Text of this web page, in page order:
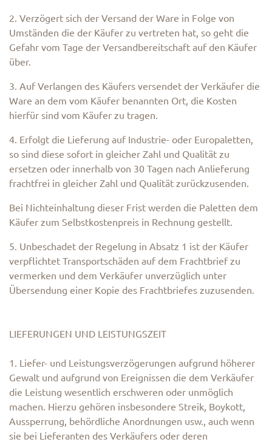
2. Verzögert sich der Versand der Ware in Folge von
Umständen die der Käufer zu vertreten hat, so geht die
Gefahr vom Tage der Versandbereitschaft auf den Käufer
über.
3. Auf Verlangen des Käufers versendet der Verkäufer die
Ware an dem vom Käufer benannten Ort, die Kosten
hierfür sind vom Käufer zu tragen.
4. Erfolgt die Lieferung auf Industrie- oder Europaletten,
so sind diese sofort in gleicher Zahl und Qualität zu
ersetzen oder innerhalb von 30 Tagen nach Anlieferung
frachtfrei in gleicher Zahl und Qualität zurückzusenden.
Bei Nichteinhaltung dieser Frist werden die Paletten dem
Käufer zum Selbstkostenpreis in Rechnung gestellt.
5. Unbeschadet der Regelung in Absatz 1 ist der Käufer
verpflichtet Transportschäden auf dem Frachtbrief zu
vermerken und dem Verkäufer unverzüglich unter
Übersendung einer Kopie des Frachtbriefes zuzusenden.
LIEFERUNGEN UND LEISTUNGSZEIT
1. Liefer- und Leistungsverzögerungen aufgrund höherer
Gewalt und aufgrund von Ereignissen die dem Verkäufer
die Leistung wesentlich erschweren oder unmöglich
machen. Hierzu gehören insbesondere Streik, Boykott,
Aussperrung, behördliche Anordnungen usw., auch wenn
sie bei Lieferanten des Verkäufers oder deren